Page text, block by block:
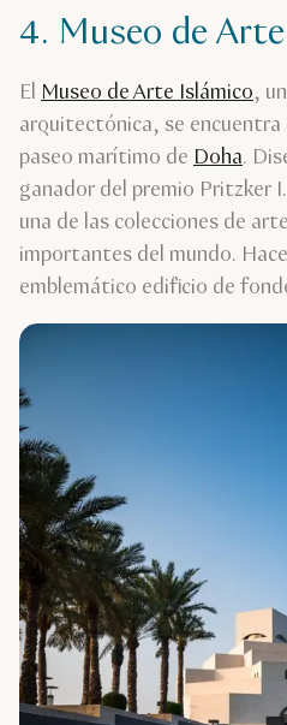
4. Museo de
El Museo de Arte Islámico,
arquitectónica, se encuentra
paseo marítimo de Doha.
ganador del premio Pritzker
una de las colecciones de
importantes del mundo.
emblemático edificio de